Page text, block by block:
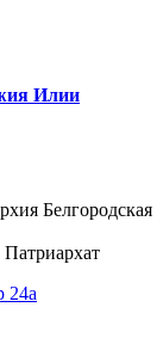
Илии
Белгородская
24а